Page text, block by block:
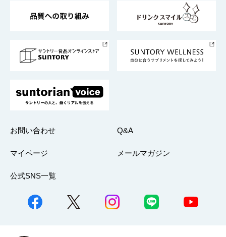
採用情報
お問い合わせ Q&A
マイページ メールマガジン
公式SNS一覧